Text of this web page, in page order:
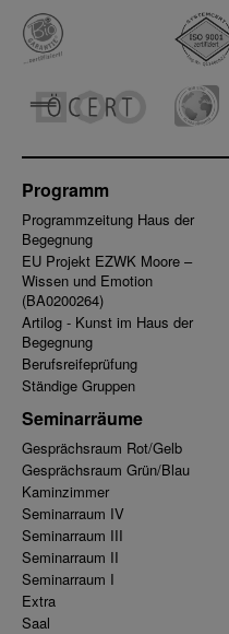
Programm
Programmzeitung Haus der
Begegnung
EU Projekt EZWK Moore –
Wissen und Emotion
(BA0200264)
Artilog - Kunst im Haus der
Begegnung
Berufsreifeprüfung
Ständige Gruppen
Seminarräume
Gesprächsraum Rot/Gelb
Gesprächsraum Grün/Blau
Kaminzimmer
Seminarraum IV
Seminarraum III
Seminarraum II
Seminarraum I
Extra
Saal